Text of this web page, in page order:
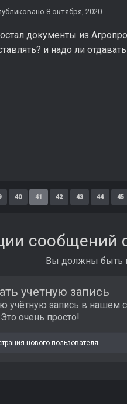
8 октября, 2020
документы из
и надо ли
40 41 42 43 44 45
сообщений
Вы должны быть
учетную запись
учётную запись в нашем
Это очень просто!
нового пользователя